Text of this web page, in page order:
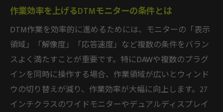
DTMで迷わないモニターサイズ比較ガイド
DTM用途別モニターサイズの選び方ポイン
ト
DTMモニター27インチと24インチの違い解
説
DTMモニター何インチが初心者におすすめ
か
作業効率を上げるDTMモニターの条件とは
DTM作業を効率的に進めるためには、モニターの「表示
領域」「解像度」「応答速度」など複数の条件をバラン
スよく満たすことが重要です。特にDAWや複数のプラグ
インを同時に操作する場合、作業領域が広いとウィンド
ウの切り替えが減り、作業効率が大幅に向上します。27
インチクラスのワイドモニターやデュアルディスプレイ